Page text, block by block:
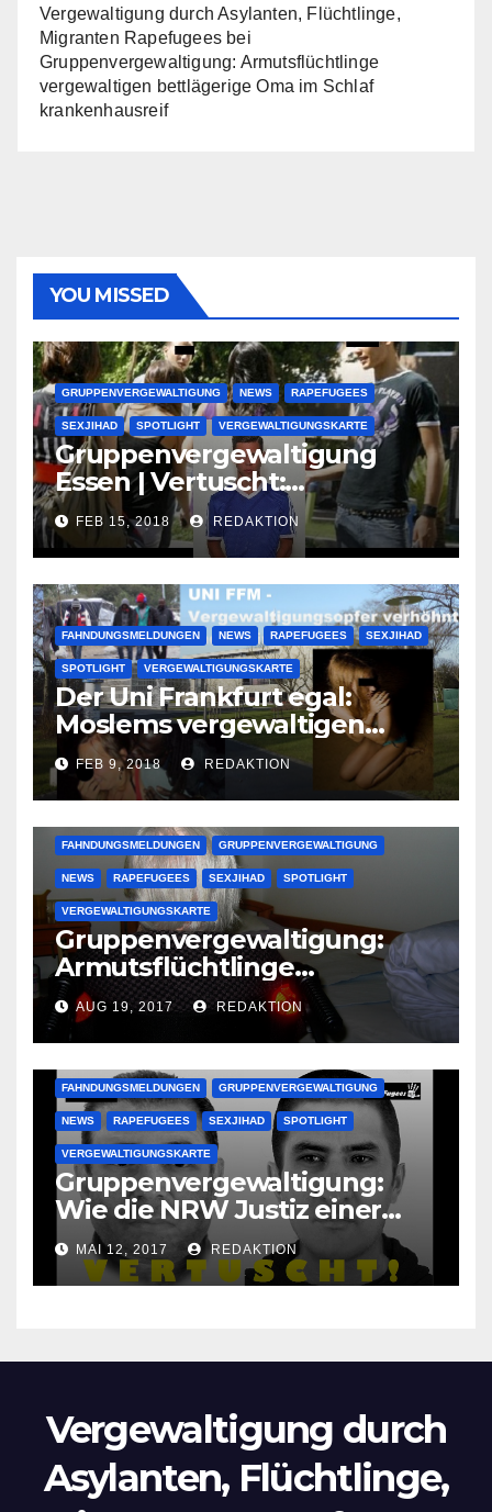
Vergewaltigung durch Asylanten, Flüchtlinge,
Migranten Rapefugees bei
Gruppenvergewaltigung: Armutsflüchtlinge
vergewaltigen bettlägerige Oma im Schlaf
krankenhausreif
YOU MISSED
GRUPPENVERGEWALTIGUNG NEWS RAPEFUGEES
SEXJIHAD SPOTLIGHT VERGEWALTIGUNGSKARTE
Gruppenvergewaltigung
Essen | Vertuscht:
Lauenburger Gang ist ein
großer Muslimclan
FEB 15, 2018 REDAKTION
FAHNDUNGSMELDUNGEN NEWS RAPEFUGEES SEXJIHAD
SPOTLIGHT VERGEWALTIGUNGSKARTE
Der Uni Frankfurt egal:
Moslems vergewaltigen
deutsche Studentinnen auf
Uni-Campus
FEB 9, 2018 REDAKTION
FAHNDUNGSMELDUNGEN GRUPPENVERGEWALTIGUNG
NEWS RAPEFUGEES SEXJIHAD SPOTLIGHT
VERGEWALTIGUNGSKARTE
Gruppenvergewaltigung:
Armutsflüchtlinge
vergewaltigen bettlägerige
Oma im Schlaf
krankenhausreif
AUG 19, 2017 REDAKTION
FAHNDUNGSMELDUNGEN GRUPPENVERGEWALTIGUNG
NEWS RAPEFUGEES SEXJIHAD SPOTLIGHT
VERGEWALTIGUNGSKARTE
Gruppenvergewaltigung:
Wie die NRW Justiz einer
Lokalzeitung verbietet diese
Bilder zu veröffentlichen
MAI 12, 2017 REDAKTION
Vergewaltigung durch
Asylanten, Flüchtlinge,